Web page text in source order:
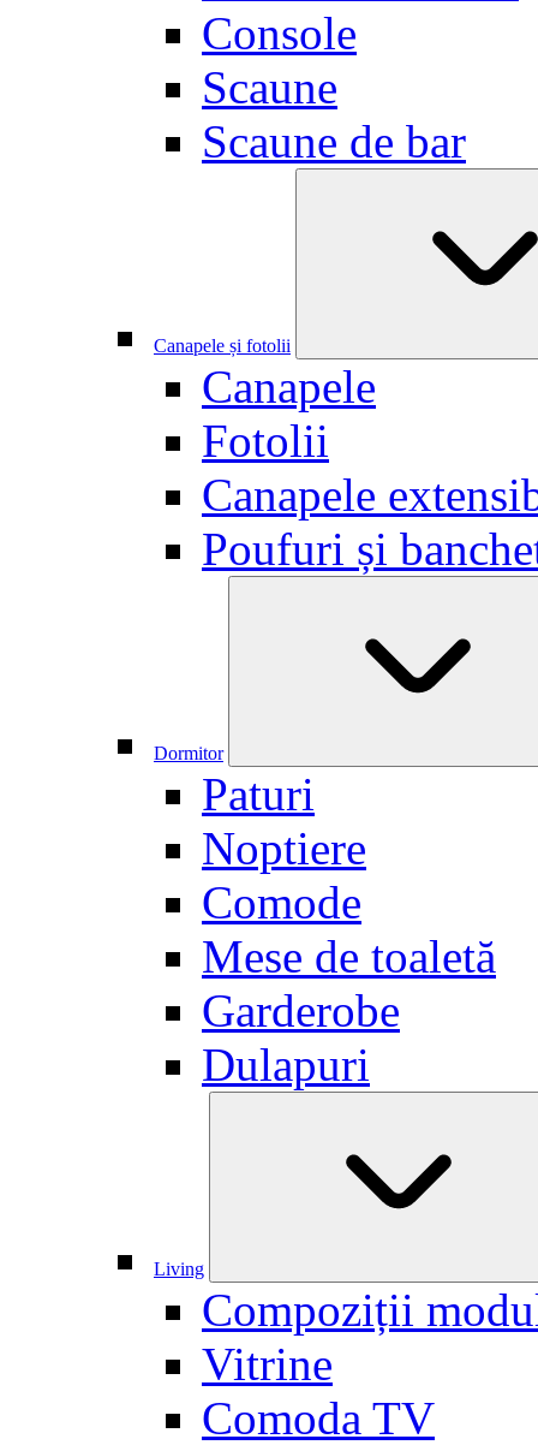
Console
Scaune
Scaune de bar
Canapele și fotolii
Canapele
Fotolii
Canapele
Poufuri și
Dormitor
Paturi
Noptiere
Comode
Mese de toaletă
Garderobe
Dulapuri
Living
Compoziții
Vitrine
Comoda TV